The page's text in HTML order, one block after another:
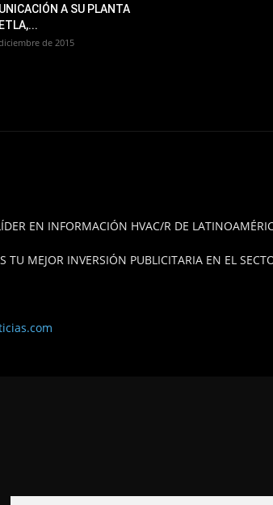
A SU PLANTA
de 2015
EN INFORMACIÓN HVAC/R DE
MEJOR INVERSIÓN PUBLICITARIA EN EL